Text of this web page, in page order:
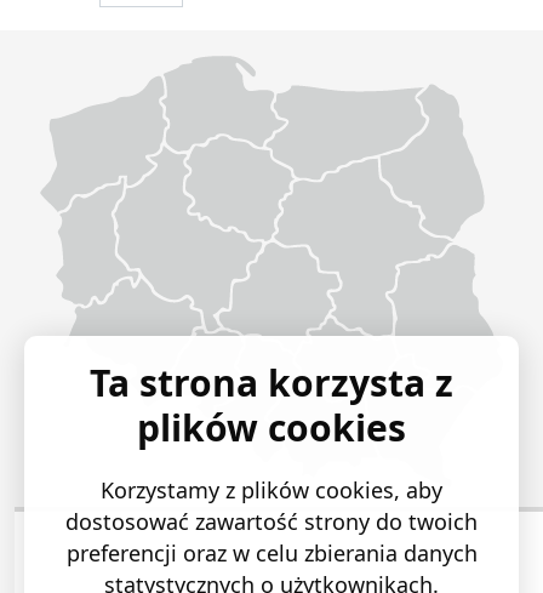
Ta strona korzysta z
plików cookies
Korzystamy z plików cookies, aby
dostosować zawartość strony do twoich
preferencji oraz w celu zbierania danych
statystycznych o użytkownikach.